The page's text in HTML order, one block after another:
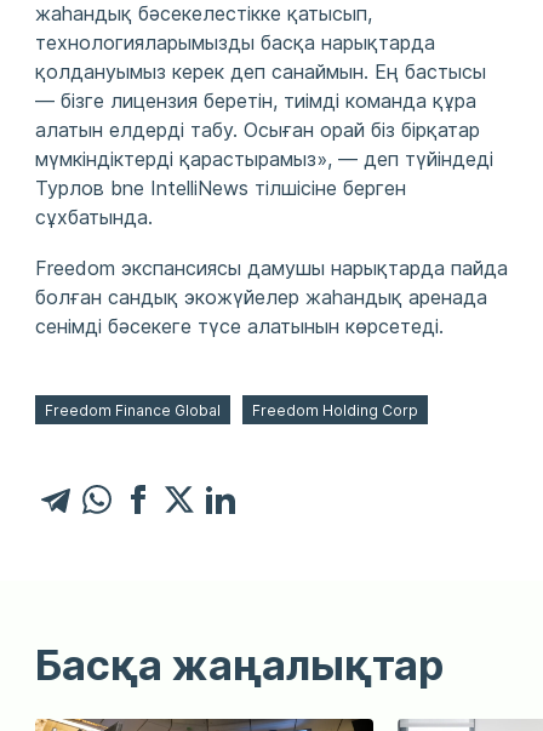
жаһандық бәсекелестікке қатысып,
технологияларымызды басқа нарықтарда
қолдануымыз керек деп санаймын. Ең бастысы
— бізге лицензия беретін, тиімді команда құра
алатын елдерді табу. Осыған орай біз бірқатар
мүмкіндіктерді қарастырамыз», — деп түйіндеді
Турлов bne IntelliNews тілшісіне берген
сұхбатында.
Freedom экспансиясы дамушы нарықтарда пайда
болған сандық экожүйелер жаһандық аренада
сенімді бәсекеге түсе алатынын көрсетеді.
Freedom Finance Global Freedom Holding Corp
Басқа жаңалықтар